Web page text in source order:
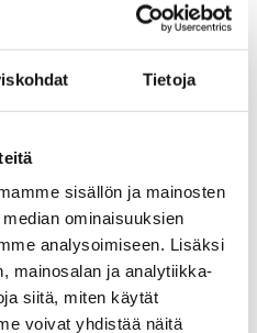
Tietoja
sisällön ja mainosten
ominaisuuksien
analysoimiseen. Lisäksi
mainosalan ja analytiikka-
siitä, miten käytät
voivat yhdistää näitä
valmistellaan aluetta
Työt pyritään
vaikutukset asukkaille
vähäisinä.